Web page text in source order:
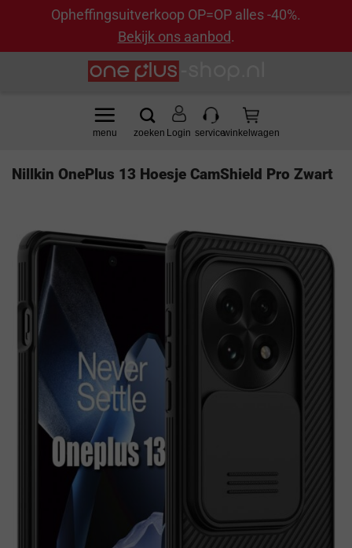
Opheffingsuitverkoop OP=OP alles -40%.
Bekijk ons aanbod.
Login
Nillkin OnePlus 13 Hoesje CamShield Pro Zwart